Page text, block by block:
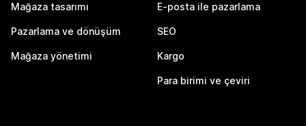
Mağaza tasarımı
Pazarlama ve dönüşüm
Mağaza yönetimi
E-posta ile pazarlama
SEO
Kargo
Para birimi ve çeviri